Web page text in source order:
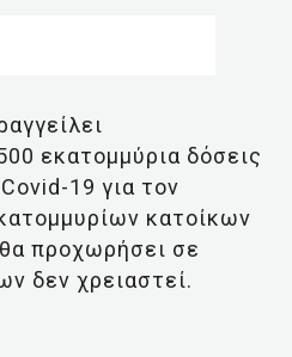
εκατομμύρια δόσεις
19 για τον
κατοίκων
θα προχωρήσει σε
δεν χρειαστεί.